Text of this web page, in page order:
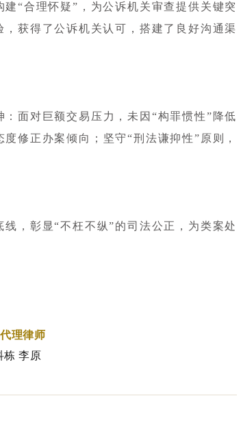
“合理怀疑”，为公诉机关审查提供关键突
获得了公诉机关认可，搭建了良好沟通渠
面对巨额交易压力，未因“构罪惯性”降低
修正办案倾向；坚守“刑法谦抑性”原则，
，彰显“不枉不纵”的司法公正，为类案处
理律师
栋 李原